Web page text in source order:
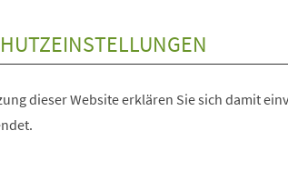
dieser Website erklären Sie sich damit